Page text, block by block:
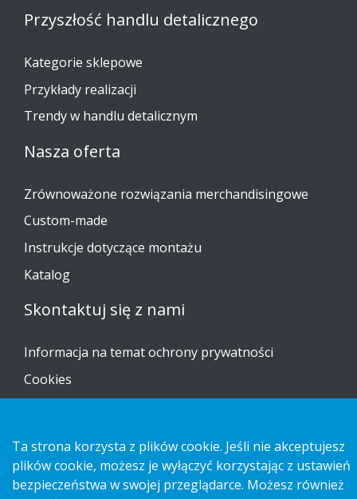
Przyszłość handlu detalicznego
Kategorie sklepowe
Przykłady realizacji
Trendy w handlu detalicznym
Nasza oferta
Zrównoważone rozwiązania merchandisingowe
Custom-made
Instrukcje dotyczące montażu
Katalog
Skontaktuj się z nami
Informacja na temat ochrony prywatności
Cookies
Copyright 2026 HL Display AB. All rights reserved.
Ta strona korzysta z plików cookie. Jeśli nie akceptujesz
plików cookie, możesz je wyłączyć korzystając z ustawień
bezpieczeństwa w swojej przeglądarce. Możesz również